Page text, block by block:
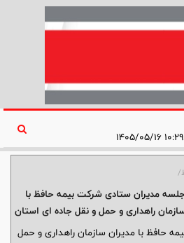
جلسه مدیران ستادی شرکت بیمه حافظ با
راهداری و حمل و نقل جاده ای استان
بلوچستان
حافظ با مدیران سازمان راهداری و حمل